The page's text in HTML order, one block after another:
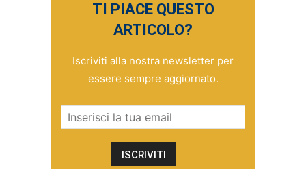
TI PIACE QUESTO
ARTICOLO?
Iscriviti alla nostra newsletter per
essere sempre aggiornato.